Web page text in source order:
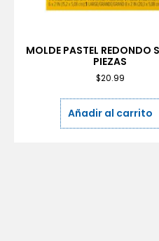
MOLDE PASTEL REDONDO
PIEZAS
$20.99
Añadir al carrito